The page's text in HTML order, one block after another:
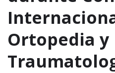
Ortopedia y